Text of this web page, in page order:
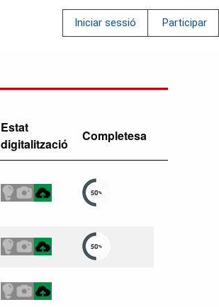
Iniciar sessió Participar
Estat
digitalització
Completesa